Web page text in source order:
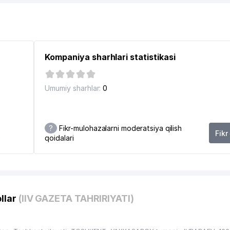
ЭКСПЛУАТАЦИОННОЕ BIRLASHMASI
Kompaniya sharhlari statistikasi
Umumiy sharhlar: 0
?
Fikr-mulohazalarni moderatsiya qilish
qoidalari
(IIV GAZETA TAHRIRIYATI)